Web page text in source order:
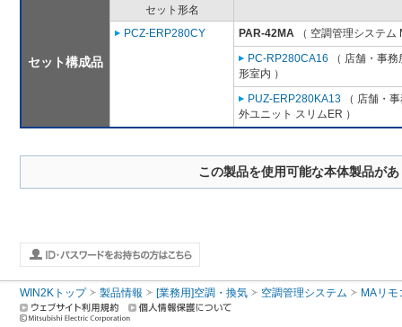
セット構成品
セット形名
PCZ-ERP280CY
PAR-42MA （ 空調管理システム
PC-RP280CA16 （ 店舗・事
形室内 ）
PUZ-ERP280KA13 （ 店舗・
外ユニット スリムER ）
この製品を使用可能な本体製品が
WIN2Kトップ 製品情報 [業務用]空調・換気 空調管理システム MAリモ